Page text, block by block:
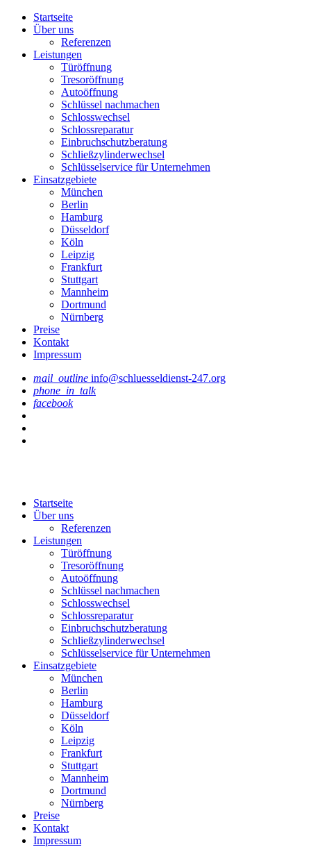
Startseite
Über uns
Referenzen
Leistungen
Türöffnung
Tresoröffnung
Аutoöffnung
Schlüssel nachmachen
Schlosswechsel
Schlossreparatur
Einbruchschutzberatung
Schließzylinderwechsel
Schlüsselservice für Unternehmen
Einsatzgebiete
München
Berlin
Hamburg
Düsseldorf
Köln
Leipzig
Frankfurt
Stuttgart
Mannheim
Dortmund
Nürnberg
Preise
Kontakt
Impressum
mail_outline info@schluesseldienst-247.org
phone_in_talk
facebook
Startseite
Über uns
Referenzen
Leistungen
Türöffnung
Tresoröffnung
Аutoöffnung
Schlüssel nachmachen
Schlosswechsel
Schlossreparatur
Einbruchschutzberatung
Schließzylinderwechsel
Schlüsselservice für Unternehmen
Einsatzgebiete
München
Berlin
Hamburg
Düsseldorf
Köln
Leipzig
Frankfurt
Stuttgart
Mannheim
Dortmund
Nürnberg
Preise
Kontakt
Impressum